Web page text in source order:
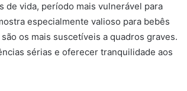
de vida, período mais vulnerável para
especialmente valioso para bebês
os mais suscetíveis a quadros graves.
sérias e oferecer tranquilidade aos